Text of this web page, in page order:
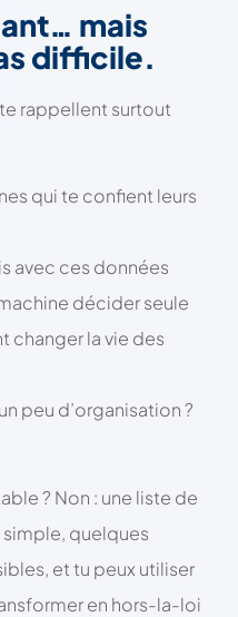
mais
difficile.
te rappellent surtout
qui te confient leurs
avec ces données
décider seule
changer la vie des
peu d’organisation ?
? Non : une liste de
simple, quelques
et tu peux utiliser
en hors-la-loi